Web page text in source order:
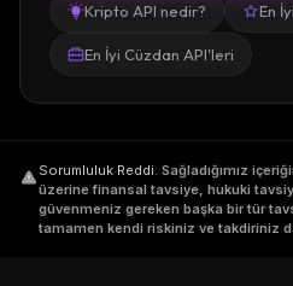
Kripto API nedir? En
En İyi Cüzdan API'leri
Sorumluluk Reddi. Sağladığımız
üzerine finansal tavsiye, hukuki
güvenmeniz gereken başka bir tür
tamamen kendi riskiniz ve takdiriniz